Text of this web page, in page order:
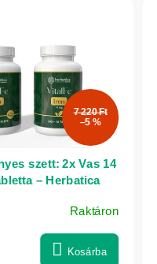
7 220 Ft
–5 %
szett: 2x Vas 14
– Herbatica
Raktáron
Kosárba